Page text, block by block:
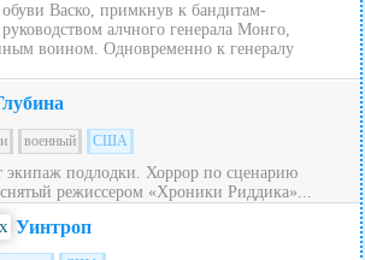
Васко, примкнув к бандитам-
алчного генерала Монго,
воином. Одновременно к генералу
военный США
экипаж подлодки. Хоррор по сценарию
режиссером «Хроники Риддика»...
Уинтроп